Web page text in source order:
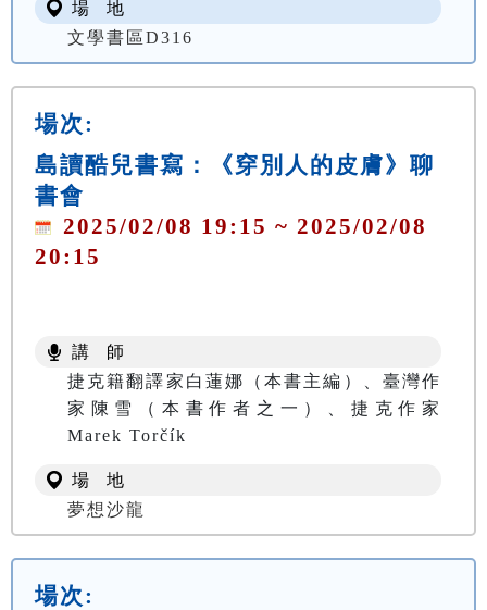
場 地
文學書區D316
場次:
島讀酷兒書寫：《穿別人的皮膚》聊
書會
2025/02/08 19:15 ~ 2025/02/08
20:15
講 師
捷克籍翻譯家白蓮娜（本書主編）、臺灣作
家陳雪（本書作者之一）、捷克作家
Marek Torčík
場 地
夢想沙龍
場次: